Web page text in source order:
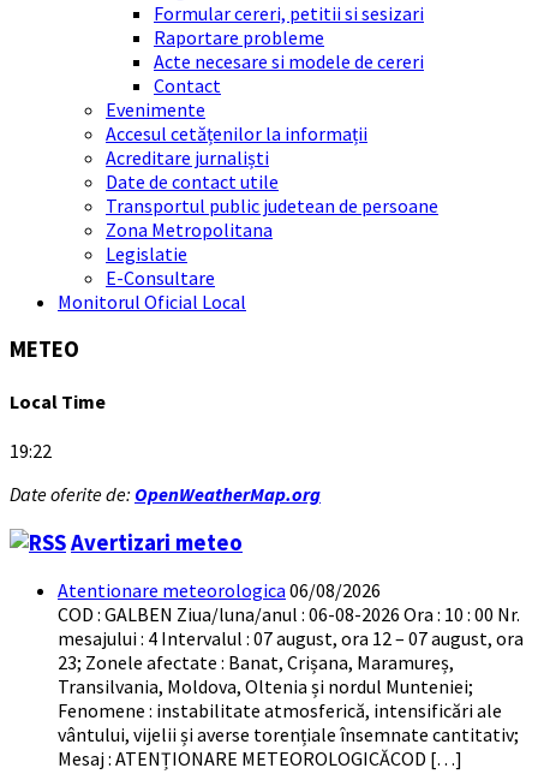
Formular cereri, petitii si sesizari
Raportare probleme
Acte necesare si modele de cereri
Contact
Evenimente
Accesul cetățenilor la informații
Acreditare jurnaliști
Date de contact utile
Transportul public judetean de persoane
Zona Metropolitana
Legislatie
E-Consultare
Monitorul Oficial Local
METEO
Local Time
19:22
Date oferite de: OpenWeatherMap.org
Avertizari meteo
Atentionare meteorologica 06/08/2026
COD : GALBEN Ziua/luna/anul : 06-08-2026 Ora : 10 : 00 Nr.
mesajului : 4 Intervalul : 07 august, ora 12 – 07 august, ora
23; Zonele afectate : Banat, Crișana, Maramureș,
Transilvania, Moldova, Oltenia și nordul Munteniei;
Fenomene : instabilitate atmosferică, intensificări ale
vântului, vijelii și averse torențiale însemnate cantitativ;
Mesaj : ATENȚIONARE METEOROLOGICĂCOD […]